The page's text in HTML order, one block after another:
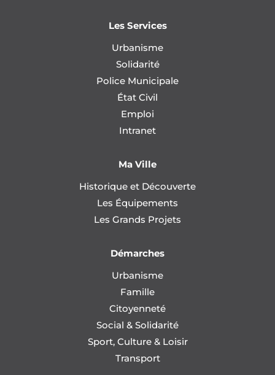
Les Services
Urbanisme
Solidarité
Police Municipale
État Civil
Emploi
Intranet
Ma Ville
Historique et Découverte
Les Équipements
Les Grands Projets
Démarches
Urbanisme
Famille
Citoyenneté
Social & Solidarité
Sport, Culture & Loisir
Transport